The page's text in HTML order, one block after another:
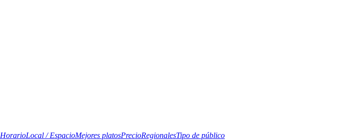
HorarioLocal / EspacioMejores platosPrecioRegionalesTipo de público